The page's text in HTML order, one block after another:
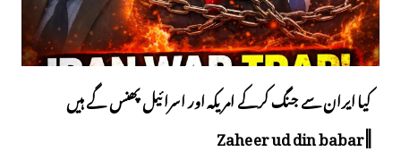
کیا ایران سے جنگ کرکے امریکہ اور اسرائیل پھنس گے ہیں
||Zaheer ud din babar